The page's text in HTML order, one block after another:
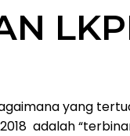
yang
adalah